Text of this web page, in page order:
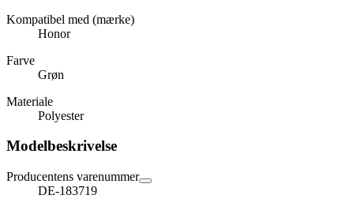
Kompatibel med (mærke)
Honor
Farve
Grøn
Materiale
Polyester
Modelbeskrivelse
Producentens varenummer
DE-183719